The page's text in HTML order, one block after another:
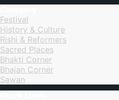
Festival
History & Culture
Rishi & Reformers
Sacred Places
Bhakti Corner
Bhajan Corner
Sawan